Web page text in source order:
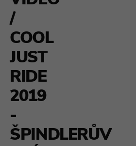
/
COOL
JUST
RIDE
2019
-
ŠPINDLERŮV